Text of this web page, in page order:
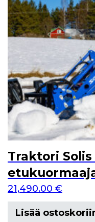
Traktori Solis
21,490.00 €
Lisää